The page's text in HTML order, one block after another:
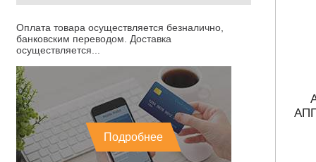
Оплата товара осуществляется безналично,
банковским переводом. Доставка
осуществляется...
Подробнее